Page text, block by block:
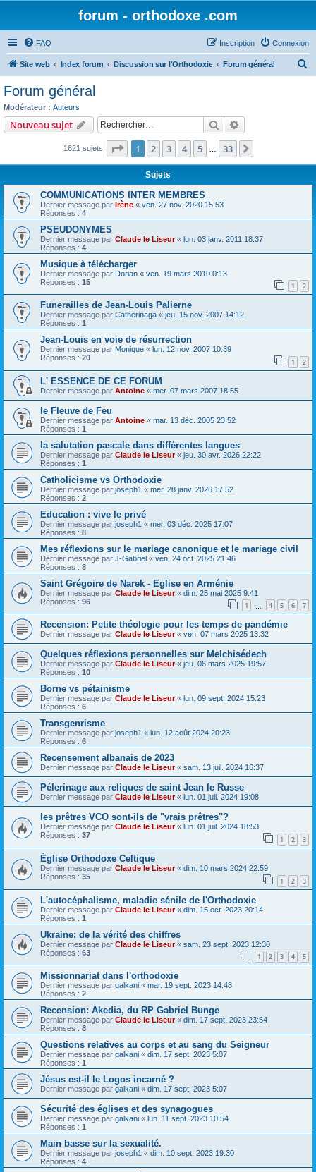
forum - orthodoxe .com
FAQ Connexion
Inscription
Site web Index forum Discussion sur l'Orthodoxie Forum général
c
Forum général
Modérateur : Auteurs
Nouveau sujet Rechercher
1621 sujets Page 1sur33
1 2 3 4 5 33
Sujets
COMMUNICATIONS INTER MEMBRES
Dernier message par Irène « ven. 27 nov. 2020 15:53
Réponses : 4
PSEUDONYMES
Dernier message par Claude le Liseur« lun. 03 janv. 2011 18:37
Réponses : 4
Musique à télécharger
Dernier message par Dorian « ven. 19 mars 2010 0:13
Réponses : 15 1 2
Funerailles de Jean-Louis Palierne
Dernier message par Catherinaga « jeu. 15 nov. 2007 14:12
Réponses : 1
Jean-Louis en voie de résurrection
Dernier message par Monique « lun. 12 nov. 2007 10:39
Réponses : 20 1 2
L' ESSENCE DE CE FORUM
Dernier message par Antoine « mer. 07 mars 2007 18:55
le Fleuve de Feu
Dernier message par Antoine « mar. 13 déc. 2005 23:52
Réponses : 1
la salutation pascale dans différentes langues
Dernier message par Claude le Liseur« jeu. 30 avr. 2026 22:22
Réponses : 1
Catholicisme vs Orthodoxie
Dernier message par joseph1 « mer. 28 janv. 2026 17:52
Réponses : 2
Education : vive le privé
Dernier message par joseph1 « mer. 03 déc. 2025 17:07
Réponses : 8
Mes réflexions sur le mariage canonique et le mariage civil
Dernier message par J-Gabriel « ven. 24 oct. 2025 21:46
Réponses : 8
Saint Grégoire de Narek - Eglise en Arménie
Dernier message par Claude le Liseur« dim. 25 mai 2025 9:41
Réponses : 96 1 4 5 6 7
Recension: Petite théologie pour les temps de pandémie
Dernier message par Claude le Liseur« ven. 07 mars 2025 13:32
Quelques réflexions personnelles sur Melchisédech
Dernier message par Claude le Liseur« jeu. 06 mars 2025 19:57
Réponses : 10
Borne vs pétainisme
Dernier message par Claude le Liseur« lun. 09 sept. 2024 15:23
Réponses : 6
Transgenrisme
Dernier message par joseph1 « lun. 12 août 2024 20:23
Réponses : 6
Recensement albanais de 2023
Dernier message par Claude le Liseur« sam. 13 juil. 2024 16:37
Pélerinage aux reliques de saint Jean le Russe
Dernier message par Claude le Liseur« lun. 01 juil. 2024 19:08
les prêtres VCO sont-ils de "vrais prêtres"?
Dernier message par Claude le Liseur« lun. 01 juil. 2024 18:53
Réponses : 37 1 2 3
Église Orthodoxe Celtique
Dernier message par Claude le Liseur« dim. 10 mars 2024 22:59
Réponses : 35 1 2 3
L'autocéphalisme, maladie sénile de l'Orthodoxie
Dernier message par Claude le Liseur« dim. 15 oct. 2023 20:14
Réponses : 1
Ukraine: de la vérité des chiffres
Dernier message par Claude le Liseur« sam. 23 sept. 2023 12:30
Réponses : 63 1 2 3 4 5
Missionnariat dans l'orthodoxie
Dernier message par galkani « mar. 19 sept. 2023 14:48
Réponses : 2
Recension: Akedia, du RP Gabriel Bunge
Dernier message par Claude le Liseur« dim. 17 sept. 2023 23:54
Réponses : 8
Questions relatives au corps et au sang du Seigneur
Dernier message par galkani « dim. 17 sept. 2023 5:07
Réponses : 1
Jésus est-il le Logos incarné ?
Dernier message par galkani « dim. 17 sept. 2023 5:07
Sécurité des églises et des synagogues
Dernier message par galkani « lun. 11 sept. 2023 10:54
Réponses : 1
Main basse sur la sexualité.
Dernier message par joseph1 « dim. 10 sept. 2023 19:30
Réponses : 4